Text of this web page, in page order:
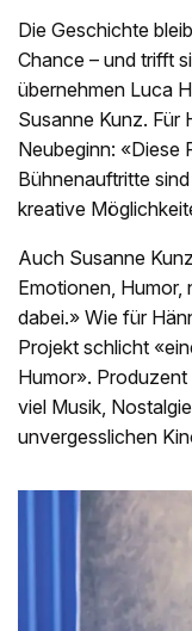
Die Geschichte
Chance – und trifft
übernehmen Luca
Susanne Kunz. Für
Neubeginn: «Diese
Bühnenauftritte
kreative
Auch Susanne
Emotionen, Humor,
dabei.» Wie für
Projekt schlicht
Humor».
viel Musik,
unvergesslichen